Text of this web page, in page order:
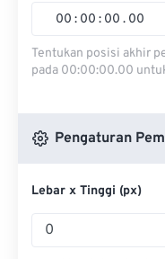
00 : 00 : 00 . 00
Tentukan posisi akhir
pada 00:00:00.00
Pengaturan
Lebar x Tinggi (px)